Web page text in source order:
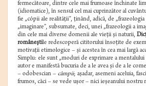
fermecătoare, dintre cele mai frumoase închinate
(idiomatice), în sensul cel mai cuprinzător al
fie „cópii ale realităţii”, ţinând, adică, de
„imaginare”, subsumate, deci, unei „frazeologii a
din cele mai diverse domenii ale vieţii şi naturii,
româneştile redescoperă cititorului însoţite de
motivaţii etimologice – şi acestea în cea mai largă
Simplu: ele sunt „moduri de exprimare a mentalului
autor e manifestă bucuria de a le avea şi de a le
– odobescian – câmpii; aşadar, asemeni aceluia,
frumos, căci – se vede uşor – nici ieşeanului nostru